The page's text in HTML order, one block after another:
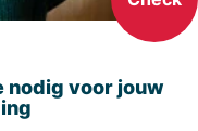
nodig voor jouw